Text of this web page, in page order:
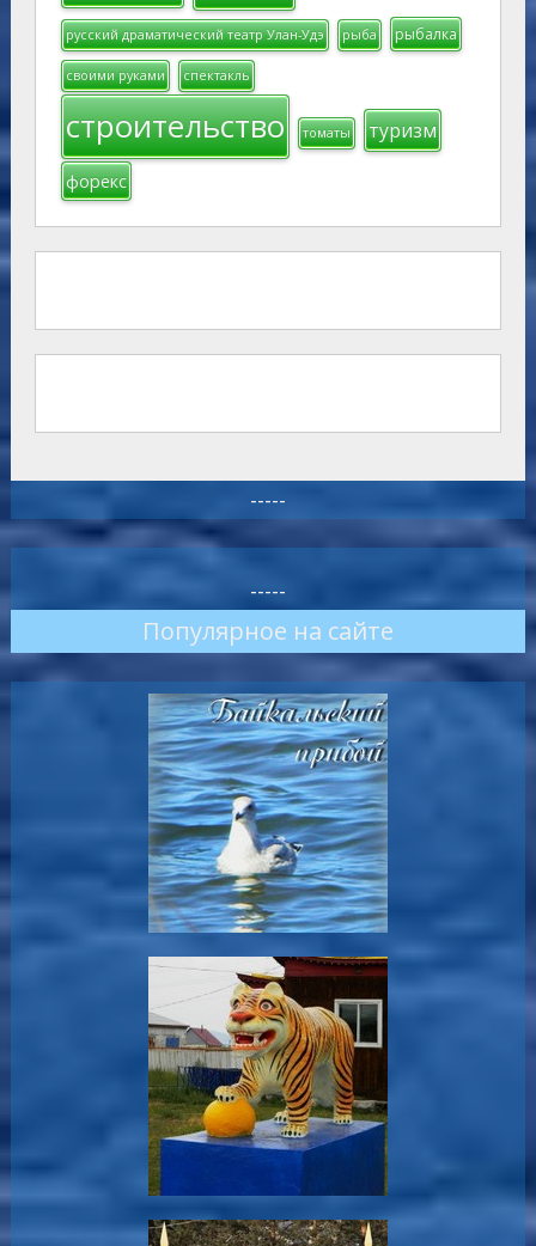
русский драматический театр Улан-Удэ рыба рыбалка
своими руками спектакль
строительство томаты туризм
форекс
-----
-----
Популярное на сайте